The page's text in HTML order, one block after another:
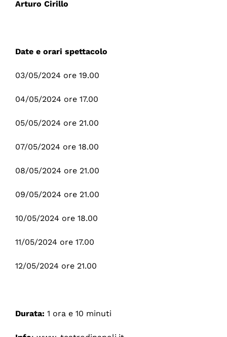
Arturo Cirillo
Date e orari spettacolo
03/05/2024 ore 19.00
04/05/2024 ore 17.00
05/05/2024 ore 21.00
07/05/2024 ore 18.00
08/05/2024 ore 21.00
09/05/2024 ore 21.00
10/05/2024 ore 18.00
11/05/2024 ore 17.00
12/05/2024 ore 21.00
Durata: 1 ora e 10 minuti